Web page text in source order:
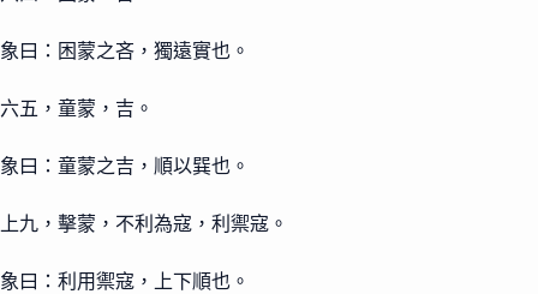
象曰：困蒙之吝，獨遠實也。
六五，童蒙，吉。
象曰：童蒙之吉，順以巽也。
上九，擊蒙，不利為寇，利禦寇。
象曰：利用禦寇，上下順也。